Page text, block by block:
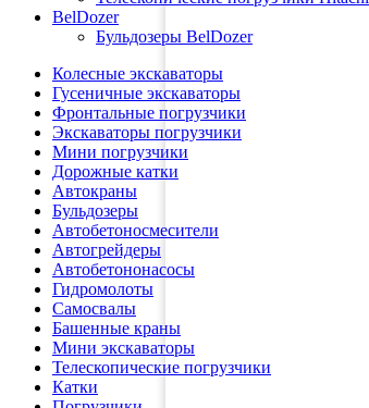
BelDozer
Бульдозеры BelDozer
Колесные экскаваторы
Гусеничные экскаваторы
Фронтальные погрузчики
Экскаваторы погрузчики
Мини погрузчики
Дорожные катки
Автокраны
Бульдозеры
Автобетоносмесители
Автогрейдеры
Автобетононасосы
Гидромолоты
Самосвалы
Башенные краны
Мини экскаваторы
Телескопические погрузчики
Катки